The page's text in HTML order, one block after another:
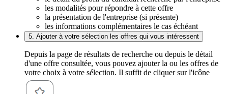
les modalités pour répondre à cette offre
la présentation de l'entreprise (si présente)
les informations complémentaires le cas échéant
5. Ajouter à votre sélection les offres qui vous intéressent
Depuis la page de résultats de recherche ou depuis le détail
d'une offre consultée, vous pouvez ajouter la ou les offres de
votre choix à votre sélection. Il suffit de cliquer sur l'icône